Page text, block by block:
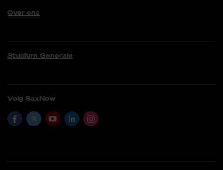
Over ons
Studium Generale
Volg SaxNow